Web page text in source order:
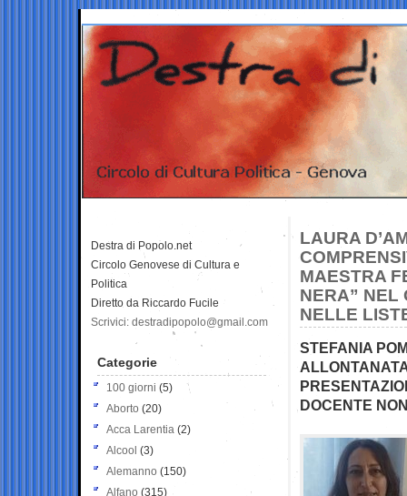
LAURA
MAESTRA
NERA” NEL
NELLE
STEFANIA
DOCENTE
Destra di Popolo.net
Circolo Genovese di Cultura e
Politica
Diretto da Riccardo Fucile
Scrivici: destradipopolo@gmail.com
Categorie
100 giorni (5)
Aborto (20)
Acca Larentia (2)
Alcool (3)
Alemanno (150)
Alfano (315)